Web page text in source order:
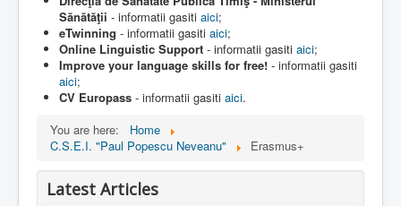
Sănătăţii - informatii gasiti aici;
eTwinning - informatii gasiti aici;
Online Linguistic Support - informatii gasiti aici;
Improve your language skills for free! - informatii gasiti
aici;
CV Europass - informatii gasiti aici.
You are here:
Home
C.S.E.I. "Paul Popescu Neveanu"
Erasmus+
Latest Articles